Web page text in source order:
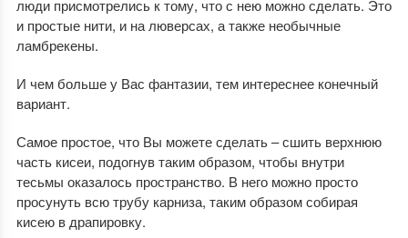
люди присмотрелись к тому, что с нею можно сделать. Это
и простые нити, и на люверсах, а также необычные
ламбрекены.
И чем больше у Вас фантазии, тем интереснее конечный
вариант.
Самое простое, что Вы можете сделать – сшить верхнюю
часть кисеи, подогнув таким образом, чтобы внутри
тесьмы оказалось пространство. В него можно просто
просунуть всю трубу карниза, таким образом собирая
кисею в драпировку.